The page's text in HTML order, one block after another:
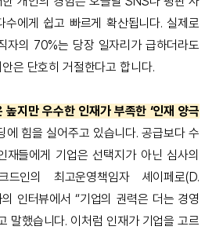
수에게 쉽고 빠르게 확산됩니다. 실제로
자의 70%는 당장 일자리가 급하더라도
은 단호히 거절한다고 합니다.
높지만 우수한 인재가 부족한 ‘인재 양극
에 힘을 실어주고 있습니다. 공급보다 수
재들에게 기업은 선택지가 아닌 심사의
인의 최고운영책임자 셰이페로(D.
의 인터뷰에서 “기업의 권력은 더는 경영
말했습니다. 이처럼 인재가 기업을 고르